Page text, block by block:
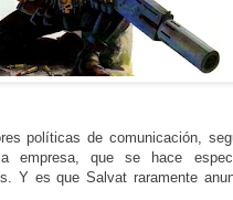
políticas de comunicación,
empresa, que se hace
Y es que Salvat raramente